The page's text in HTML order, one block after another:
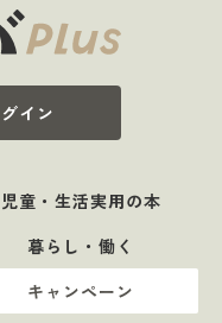
イン
児童・生活実用の本
暮らし・働く
キャンペーン